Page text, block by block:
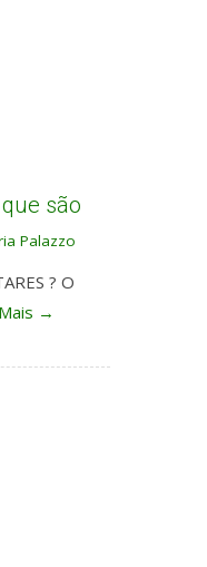
são
Palazzo
? O
→